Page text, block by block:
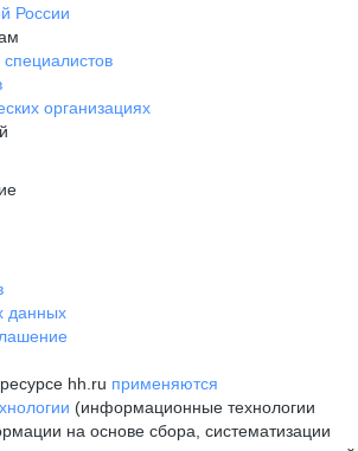
России
организациях
данных
hh.ru применяются
(информационные технологии
на основе сбора, систематизации